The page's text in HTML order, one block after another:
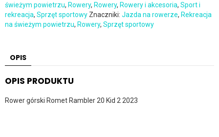
świeżym powietrzu, Rowery, Rowery, Rowery i akcesoria, Sport i
rekreacja, Sprzęt sportowy Znaczniki: Jazda na rowerze, Rekreacja
na świeżym powietrzu, Rowery, Sprzęt sportowy
OPIS
OPIS PRODUKTU
Rower górski Romet Rambler 20 Kid 2 2023